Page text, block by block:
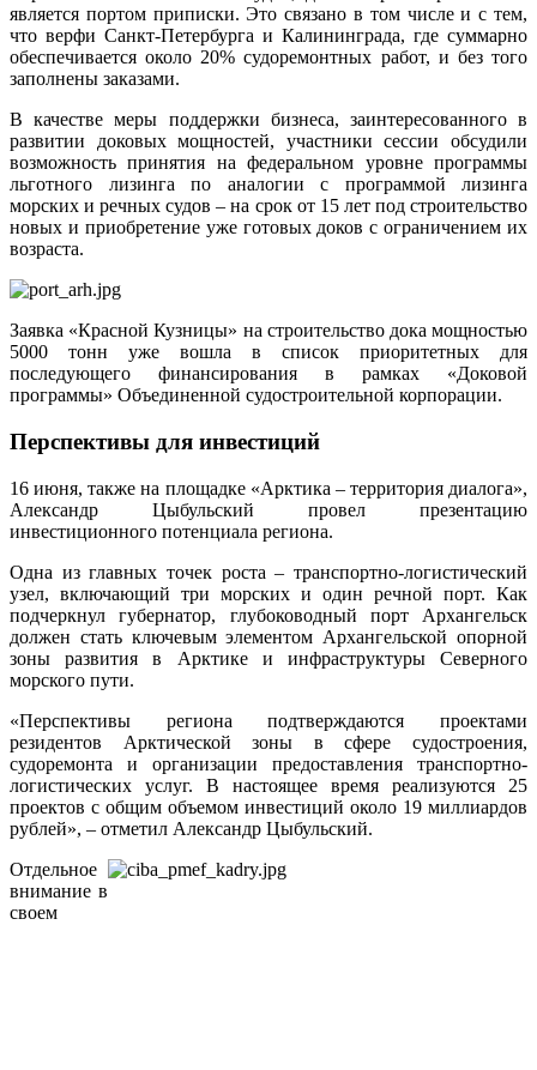
является портом приписки. Это связано в том числе и с тем,
что верфи Санкт-Петербурга и Калининграда, где суммарно
обеспечивается около 20% судоремонтных работ, и без того
заполнены заказами.
В качестве меры поддержки бизнеса, заинтересованного в
развитии доковых мощностей, участники сессии обсудили
возможность принятия на федеральном уровне программы
льготного лизинга по аналогии с программой лизинга
морских и речных судов – на срок от 15 лет под строительство
новых и приобретение уже готовых доков с ограничением их
возраста.
Заявка «Красной Кузницы» на строительство дока мощностью
5000 тонн уже вошла в список приоритетных для
последующего финансирования в рамках «Доковой
программы» Объединенной судостроительной корпорации.
Перспективы для инвестиций
16 июня, также на площадке «Арктика – территория диалога»,
Александр Цыбульский провел презентацию
инвестиционного потенциала региона.
Одна из главных точек роста – транспортно-логистический
узел, включающий три морских и один речной порт. Как
подчеркнул губернатор, глубоководный порт Архангельск
должен стать ключевым элементом Архангельской опорной
зоны развития в Арктике и инфраструктуры Северного
морского пути.
«Перспективы региона подтверждаются проектами
резидентов Арктической зоны в сфере судостроения,
судоремонта и организации предоставления транспортно-
логистических услуг. В настоящее время реализуются 25
проектов с общим объемом инвестиций около 19 миллиардов
рублей», – отметил Александр Цыбульский.
Отдельное
внимание в
своем